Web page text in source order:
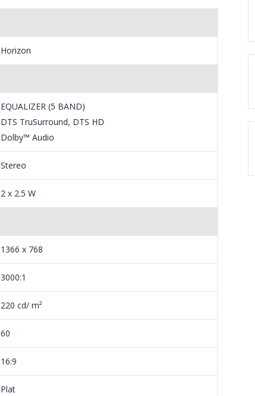
Horizon
EQUALIZER (5 BAND)
DTS TruSurround, DTS HD
Dolby™ Audio
Stereo
2 x 2.5 W
1366 x 768
3000:1
220 cd/ m²
60
16:9
Plat
1 499,00 Lei
Espressor automat
Heinner ...
799,00 Lei
-21%
549,00 Lei